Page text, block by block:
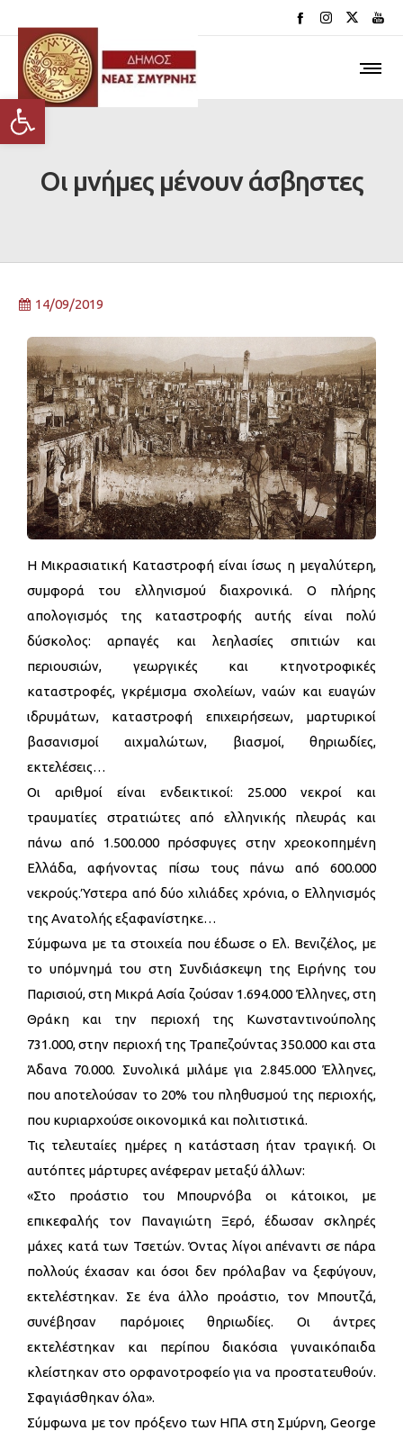
Ανοίξτε τη γραμμή εργαλείων
Οι μνήμες μένουν άσβηστες
14/09/2019
Η Μικρασιατική Καταστροφή είναι ίσως η μεγαλύτερη,
συμφορά του ελληνισμού διαχρονικά. Ο πλήρης
απολογισμός της καταστροφής αυτής είναι πολύ
δύσκολος: αρπαγές και λεηλασίες σπιτιών και
περιουσιών, γεωργικές και κτηνοτροφικές
καταστροφές, γκρέμισμα σχολείων, ναών και ευαγών
ιδρυμάτων, καταστροφή επιχειρήσεων, μαρτυρικοί
βασανισμοί αιχμαλώτων, βιασμοί, θηριωδίες,
εκτελέσεις…
Οι αριθμοί είναι ενδεικτικοί: 25.000 νεκροί και
τραυματίες στρατιώτες από ελληνικής πλευράς και
πάνω από 1.500.000 πρόσφυγες στην χρεοκοπημένη
Ελλάδα, αφήνοντας πίσω τους πάνω από 600.000
νεκρούς.Ύστερα από δύο χιλιάδες χρόνια, ο Eλληνισμός
της Ανατολής εξαφανίστηκε…
Σύμφωνα με τα στοιχεία που έδωσε ο Ελ. Βενιζέλος, με
το υπόμνημά του στη Συνδιάσκεψη της Ειρήνης του
Παρισιού, στη Μικρά Ασία ζούσαν 1.694.000 Έλληνες, στη
Θράκη και την περιοχή της Κωνσταντινούπολης
731.000, στην περιοχή της Τραπεζούντας 350.000 και στα
Άδανα 70.000. Συνολικά μιλάμε για 2.845.000 Έλληνες,
που αποτελούσαν το 20% του πληθυσμού της περιοχής,
που κυριαρχούσε οικονομικά και πολιτιστικά.
Τις τελευταίες ημέρες η κατάσταση ήταν τραγική. Οι
αυτόπτες μάρτυρες ανέφεραν μεταξύ άλλων:
«Στο προάστιο του Μπουρνόβα οι κάτοικοι, με
επικεφαλής τον Παναγιώτη Ξερό, έδωσαν σκληρές
μάχες κατά των Τσετών. Όντας λίγοι απέναντι σε πάρα
πολλούς έχασαν και όσοι δεν πρόλαβαν να ξεφύγουν,
εκτελέστηκαν. Σε ένα άλλο προάστιο, τον Μπουτζά,
συνέβησαν παρόμοιες θηριωδίες. Οι άντρες
εκτελέστηκαν και περίπου διακόσια γυναικόπαιδα
κλείστηκαν στο ορφανοτροφείο για να προστατευθούν.
Σφαγιάσθηκαν όλα».
Σύμφωνα με τον πρόξενο των ΗΠΑ στη Σμύρνη, George